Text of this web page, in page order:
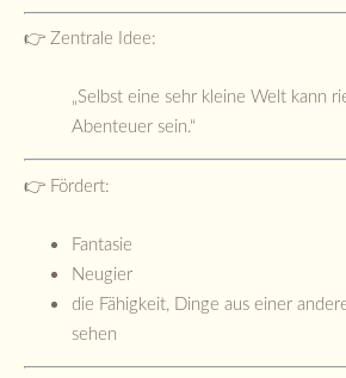
👉 Zentrale Idee:
„Selbst eine sehr kleine Welt kann
Abenteuer sein.“
👉 Fördert:
Fantasie
Neugier
die Fähigkeit, Dinge aus einer
sehen